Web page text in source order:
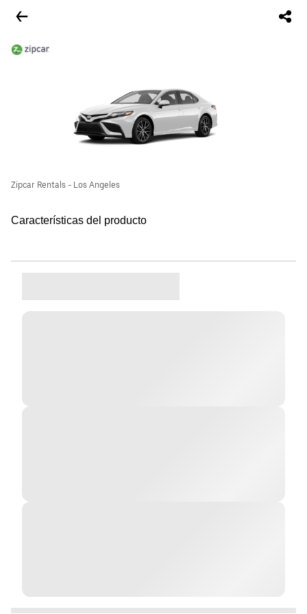
Zipcar Rentals - Los Angeles
Características del producto